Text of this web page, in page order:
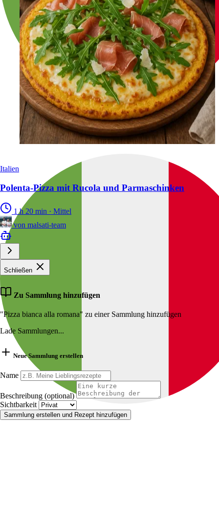
Italien
Polenta-Pizza mit Rucola und Parmaschinken
1 h 20 min · Mittel
von malsati-team
Schließen
Zu Sammlung hinzufügen
"Pizza bianca alla romana" zu einer Sammlung hinzufügen
Lade Sammlungen...
Neue Sammlung erstellen
Name
Beschreibung (optional)
Sichtbarkeit
Sammlung erstellen und Rezept hinzufügen